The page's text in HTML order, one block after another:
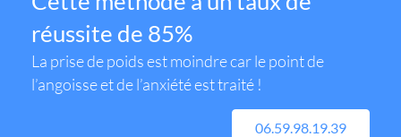
réussite de 85%
La prise de poids est moindre car le point de
l’angoisse et de l’anxiété est traité !
06.59.98.19.39